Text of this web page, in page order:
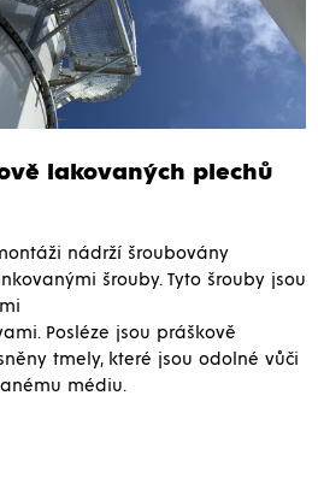
lakovaných plechů
nádrží šroubovány
šrouby. Tyto šrouby jsou
Posléze jsou práškově
tmely, které jsou odolné vůči
médiu.